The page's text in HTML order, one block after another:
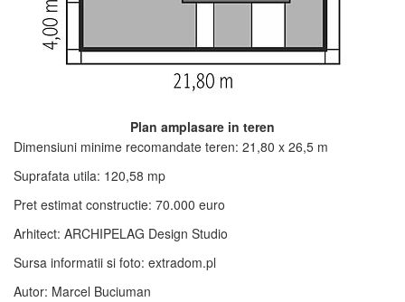
Plan amplasare in teren
Dimensiuni minime recomandate teren: 21,80 x 26,5 m
Suprafata utila: 120,58 mp
Pret estimat constructie: 70.000 euro
Arhitect: ARCHIPELAG Design Studio
Sursa informatii si foto: extradom.pl
Autor: Marcel Buciuman